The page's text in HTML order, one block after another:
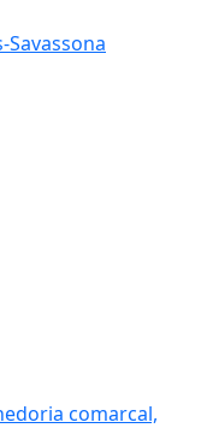
Savassona
comarcal,